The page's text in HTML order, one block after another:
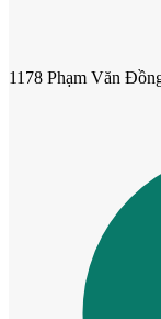
1178 Phạm Văn